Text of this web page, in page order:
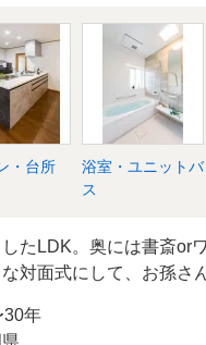
・台所
浴室・ユニットバ
ス
たLDK。奥には書斎or
対面式にして、お孫さ
30年